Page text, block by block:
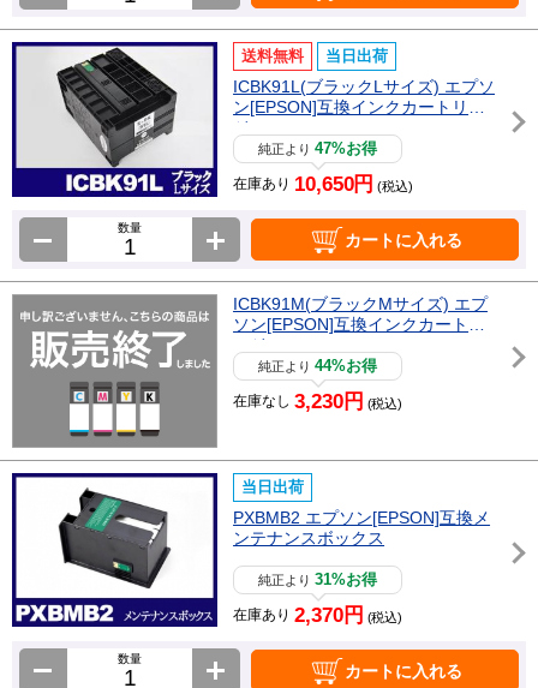
送料無料 当日出荷
ICBK91L(ブラックLサイズ) エプソ
ン[EPSON]互換インクカートリッ
ジ
純正より47%お得
在庫あり 10,650円 (税込)
数量
カートに入れる
ICBK91M(ブラックMサイズ) エプ
ソン[EPSON]互換インクカートリ
ッジ
純正より44%お得
在庫なし 3,230円 (税込)
当日出荷
PXBMB2 エプソン[EPSON]互換メ
ンテナンスボックス
純正より31%お得
在庫あり 2,370円 (税込)
数量
カートに入れる